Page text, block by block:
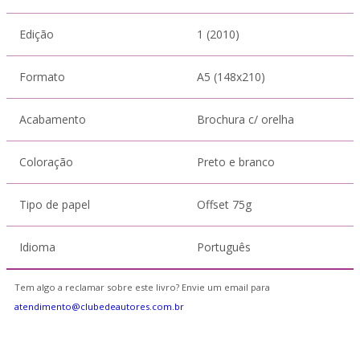
Edição 1 (2010)
Formato A5 (148x210)
Acabamento Brochura c/ orelha
Coloração Preto e branco
Tipo de papel Offset 75g
Idioma Português
Tem algo a reclamar sobre este livro? Envie um email para
atendimento@clubedeautores.com.br